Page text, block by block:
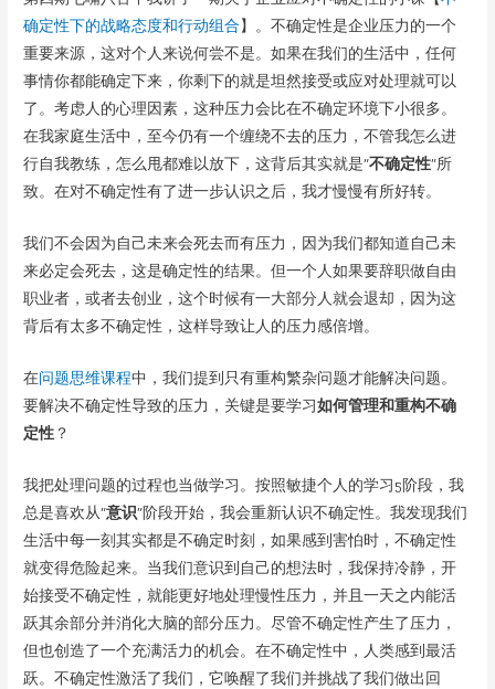
确定性下的战略态度和行动组合】。不确定性是企业压力的一个
重要来源，这对个人来说何尝不是。如果在我们的生活中，任何
事情你都能确定下来，你剩下的就是坦然接受或应对处理就可以
了。考虑人的心理因素，这种压力会比在不确定环境下小很多。
在我家庭生活中，至今仍有一个缠绕不去的压力，不管我怎么进
行自我教练，怎么甩都难以放下，这背后其实就是“不确定性”所
致。在对不确定性有了进一步认识之后，我才慢慢有所好转。
我们不会因为自己未来会死去而有压力，因为我们都知道自己未
来必定会死去，这是确定性的结果。但一个人如果要辞职做自由
职业者，或者去创业，这个时候有一大部分人就会退却，因为这
背后有太多不确定性，这样导致让人的压力感倍增。
在问题思维课程中，我们提到只有重构繁杂问题才能解决问题。
要解决不确定性导致的压力，关键是要学习如何管理和重构不确
定性 ？
我把处理问题的过程也当做学习。按照敏捷个人的学习5阶段，我
总是喜欢从“意识”阶段开始，我会重新认识不确定性。我发现我们
生活中每一刻其实都是不确定时刻，如果感到害怕时，不确定性
就变得危险起来。当我们意识到自己的想法时，我保持冷静，开
始接受不确定性，就能更好地处理慢性压力，并且一天之内能活
跃其余部分并消化大脑的部分压力。尽管不确定性产生了压力，
但也创造了一个充满活力的机会。在不确定性中，人类感到最活
跃。不确定性激活了我们，它唤醒了我们并挑战了我们做出回